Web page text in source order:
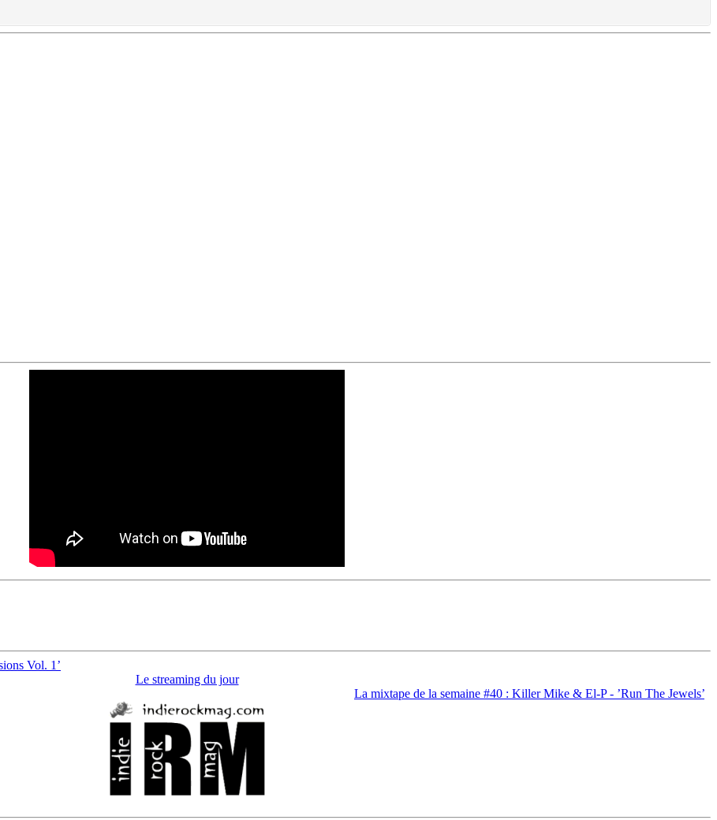
Vol. 1’
Le streaming du jour
La mixtape de la semaine #40 : Killer Mike & El-P - ’Run The Jewels’